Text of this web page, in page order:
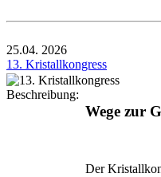
25.04. 2026
13. Kristallkongress
Beschreibung:
Wege zur
Der